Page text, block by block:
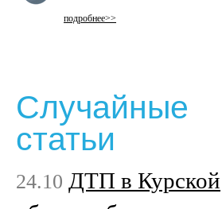
подробнее>>
Случайные
статьи
24.10 ДТП в Курской